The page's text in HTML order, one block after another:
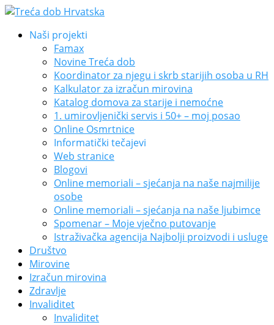
Naši projekti
Famax
Novine Treća dob
Koordinator za njegu i skrb starijih osoba u RH
Kalkulator za izračun mirovina
Katalog domova za starije i nemoćne
1. umirovljenički servis i 50+ – moj posao
Online Osmrtnice
Informatički tečajevi
Web stranice
Blogovi
Online memoriali – sjećanja na naše najmilije
osobe
Online memoriali – sjećanja na naše ljubimce
Spomenar – Moje vječno putovanje
Istraživačka agencija Najbolji proizvodi i usluge
Društvo
Mirovine
Izračun mirovina
Zdravlje
Invaliditet
Invaliditet